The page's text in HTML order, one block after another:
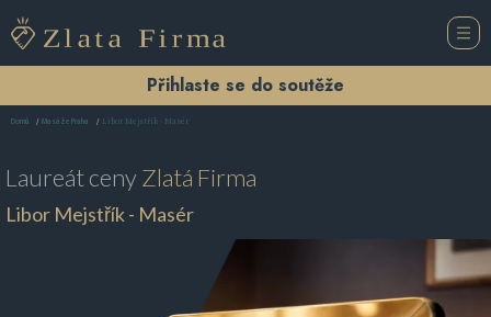
Přihlaste se do soutěže
Domů Masáže Praha Libor Mejstřík - Masér
Laureát cenyZlatá Firma
Libor Mejstřík - Masér